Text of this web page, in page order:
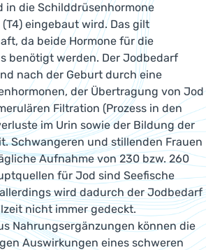
in die Schilddrüsenhormone
eingebaut wird. Das gilt
da beide Hormone für die
benötigt werden. Der Jodbedarf
nach der Geburt durch eine
der Übertragung von Jod
Filtration (Prozess in den
im Urin sowie der Bildung der
Schwangeren und stillenden Frauen
Aufnahme von 230 bzw. 260
für Jod sind Seefische
wird dadurch der Jodbedarf
nicht immer gedeckt.
Nahrungsergänzungen können die
Auswirkungen eines schweren